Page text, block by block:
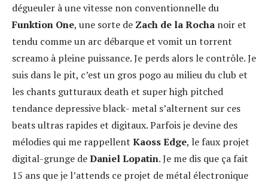
dégueuler à une vitesse non conventionnelle du
Funktion One, une sorte de Zach de la Rocha noir et
tendu comme un arc débarque et vomit un torrent
screamo à pleine puissance. Je perds alors le contrôle. Je
suis dans le pit, c’est un gros pogo au milieu du club et
les chants gutturaux death et super high pitched
tendance depressive black- metal s’alternent sur ces
beats ultras rapides et digitaux. Parfois je devine des
mélodies qui me rappellent Kaoss Edge, le faux projet
digital-grunge deDaniel Lopatin. Je me dis que ça fait
15 ans que je l’attends ce projet de métal électronique